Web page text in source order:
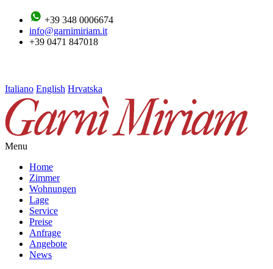
+39 348 0006674
info@garnimiriam.it
+39 0471 847018
Italiano English Hrvatska
Menu
Home
Zimmer
Wohnungen
Lage
Service
Preise
Anfrage
Angebote
News